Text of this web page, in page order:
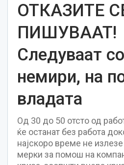
ОТКАЗИТЕ
ПИШУВААТ!
Следуваат
немири, на
владата
Од 30 до 50 отсто од
ќе останат без работа
најскоро време не
мерки за помош на